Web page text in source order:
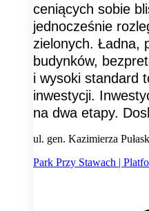
ceniących sobie
jednocześnie
zielonych. Ładna,
budynków,
i wysoki standard
inwestycji.
na dwa etapy.
ul. gen. Kazimierza
Park Przy Stawach |